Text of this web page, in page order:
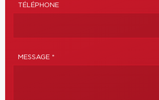
TÉLÉPHONE
MESSAGE *